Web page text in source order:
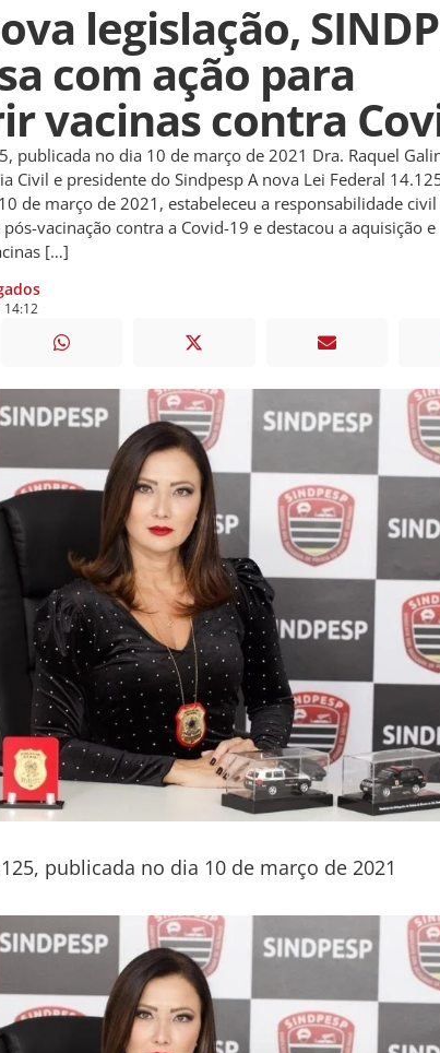
legislação,
com ação para
vacinas contra
publicada no dia 10 de março de 2021 Dra. Raquel
Civil e presidente do Sindpesp A nova Lei Federal
de março de 2021, estabeleceu a responsabilidade
vacinação contra a Covid-19 e destacou a aquisição e
[…]
14:12
publicada no dia 10 de março de 2021